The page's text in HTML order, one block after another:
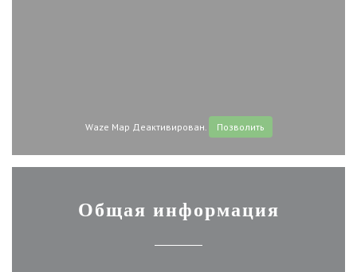
Waze Map Деактивирован. Позволить
Общая информация